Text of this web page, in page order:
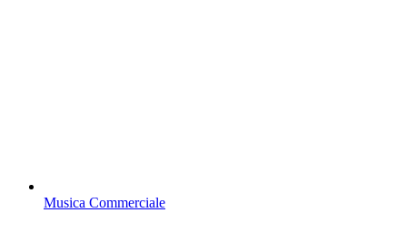
Musica Commerciale